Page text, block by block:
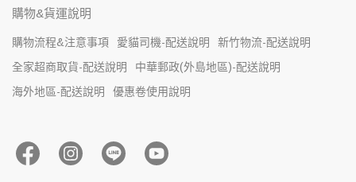
購物&貨運說明
購物流程&注意事項 愛貓司機-配送說明
新竹物流-配送說明
全家超商取貨-配送說明
中華郵政(外島地區)-配送說明
海外地區-配送說明
優惠卷使用說明